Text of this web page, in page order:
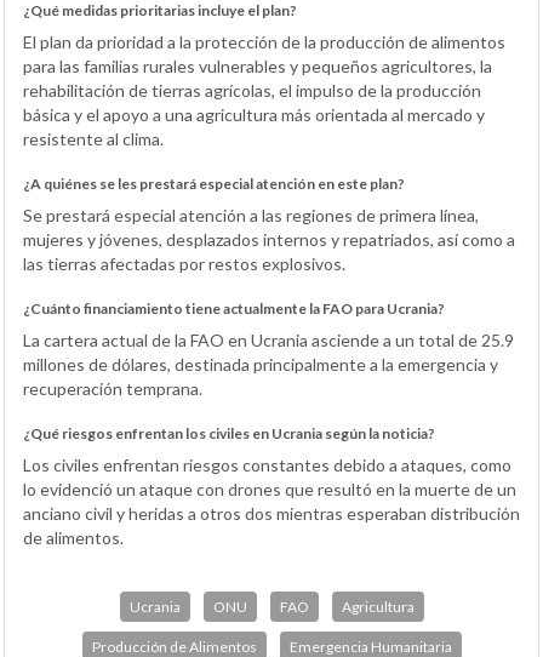
¿Qué medidas prioritarias incluye el plan?
El plan da prioridad a la protección de la producción de alimentos
para las familias rurales vulnerables y pequeños agricultores, la
rehabilitación de tierras agrícolas, el impulso de la producción
básica y el apoyo a una agricultura más orientada al mercado y
resistente al clima.
¿A quiénes se les prestará especial atención en este plan?
Se prestará especial atención a las regiones de primera línea,
mujeres y jóvenes, desplazados internos y repatriados, así como a
las tierras afectadas por restos explosivos.
¿Cuánto financiamiento tiene actualmente la FAO para Ucrania?
La cartera actual de la FAO en Ucrania asciende a un total de 25.9
millones de dólares, destinada principalmente a la emergencia y
recuperación temprana.
¿Qué riesgos enfrentan los civiles en Ucrania según la noticia?
Los civiles enfrentan riesgos constantes debido a ataques, como
lo evidenció un ataque con drones que resultó en la muerte de un
anciano civil y heridas a otros dos mientras esperaban distribución
de alimentos.
Ucrania ONU FAO Agricultura
Producción de Alimentos Emergencia Humanitaria